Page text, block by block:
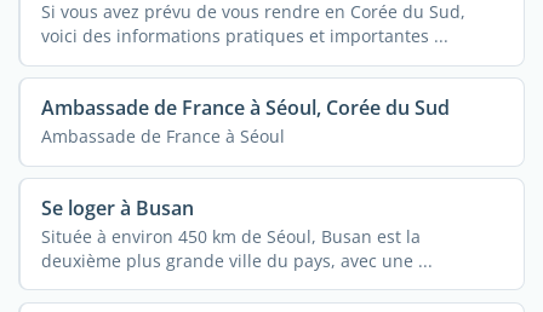
Si vous avez prévu de vous rendre en Corée du Sud,
voici des informations pratiques et importantes ...
Ambassade de France à Séoul, Corée du Sud
Ambassade de France à Séoul
Se loger à Busan
Située à environ 450 km de Séoul, Busan est la
deuxième plus grande ville du pays, avec une ...